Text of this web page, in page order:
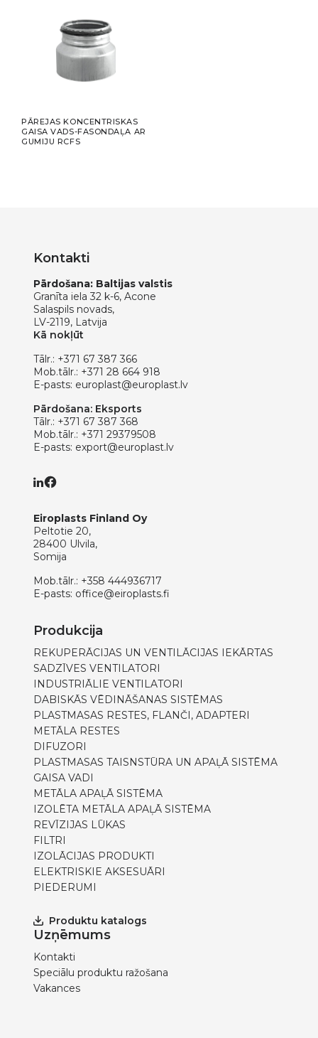
PĀREJAS KONCENTRISKAS
GAISA VADS-FASONDAĻA AR
GUMIJU RCFS
Kontakti
Pārdošana: Baltijas valstis
Granīta iela 32 k-6, Acone
Salaspils novads,
LV-2119, Latvija
Kā nokļūt
Tālr.: +371 67 387 366
Mob.tālr.: +371 28 664 918
E-pasts: europlast@europlast.lv
Pārdošana: Eksports
Tālr.: +371 67 387 368
Mob.tālr.: +371 29379508
E-pasts: export@europlast.lv
Eiroplasts Finland Oy
Peltotie 20,
28400 Ulvila,
Somija
Mob.tālr.: +358 444936717
E-pasts: office@eiroplasts.fi
Produkcija
REKUPERĀCIJAS UN VENTILĀCIJAS IEKĀRTAS
SADZĪVES VENTILATORI
INDUSTRIĀLIE VENTILATORI
DABISKĀS VĒDINĀŠANAS SISTĒMAS
PLASTMASAS RESTES, FLANČI, ADAPTERI
METĀLA RESTES
DIFUZORI
PLASTMASAS TAISNSTŪRA UN APAĻĀ SISTĒMA
GAISA VADI
METĀLA APAĻĀ SISTĒMA
IZOLĒTA METĀLA APAĻĀ SISTĒMA
REVĪZIJAS LŪKAS
FILTRI
IZOLĀCIJAS PRODUKTI
ELEKTRISKIE AKSESUĀRI
PIEDERUMI
Produktu katalogs
Uzņēmums
Kontakti
Speciālu produktu ražošana
Vakances